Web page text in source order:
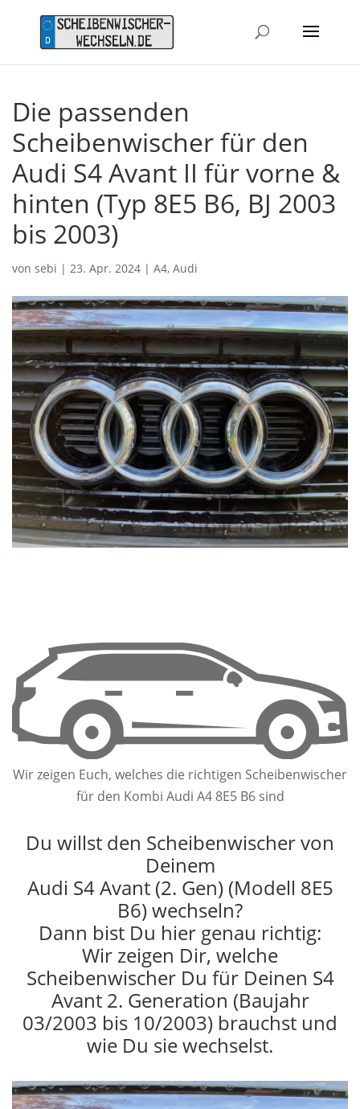
Die passenden
Scheibenwischer für den
Audi S4 Avant II für vorne &
hinten (Typ 8E5 B6, BJ 2003
bis 2003)
von sebi | 23. Apr. 2024 | A4, Audi
Wir zeigen Euch, welches die richtigen Scheibenwischer
für den Kombi Audi A4 8E5 B6 sind
Du willst den Scheibenwischer von
Deinem
Audi S4 Avant (2. Gen) (Modell 8E5
B6) wechseln?
Dann bist Du hier genau richtig:
Wir zeigen Dir, welche
Scheibenwischer Du für Deinen S4
Avant 2. Generation (Baujahr
03/2003 bis 10/2003) brauchst und
wie Du sie wechselst.